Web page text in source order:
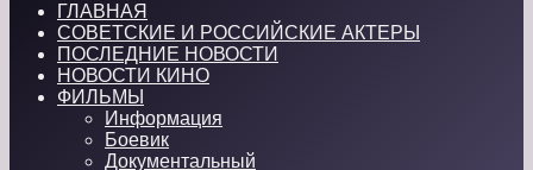
ГЛАВНАЯ
СОВЕТСКИЕ И РОССИЙСКИЕ АКТЕРЫ
ПОСЛЕДНИЕ НОВОСТИ
НОВОСТИ КИНО
ФИЛЬМЫ
Информация
Боевик
Документальный